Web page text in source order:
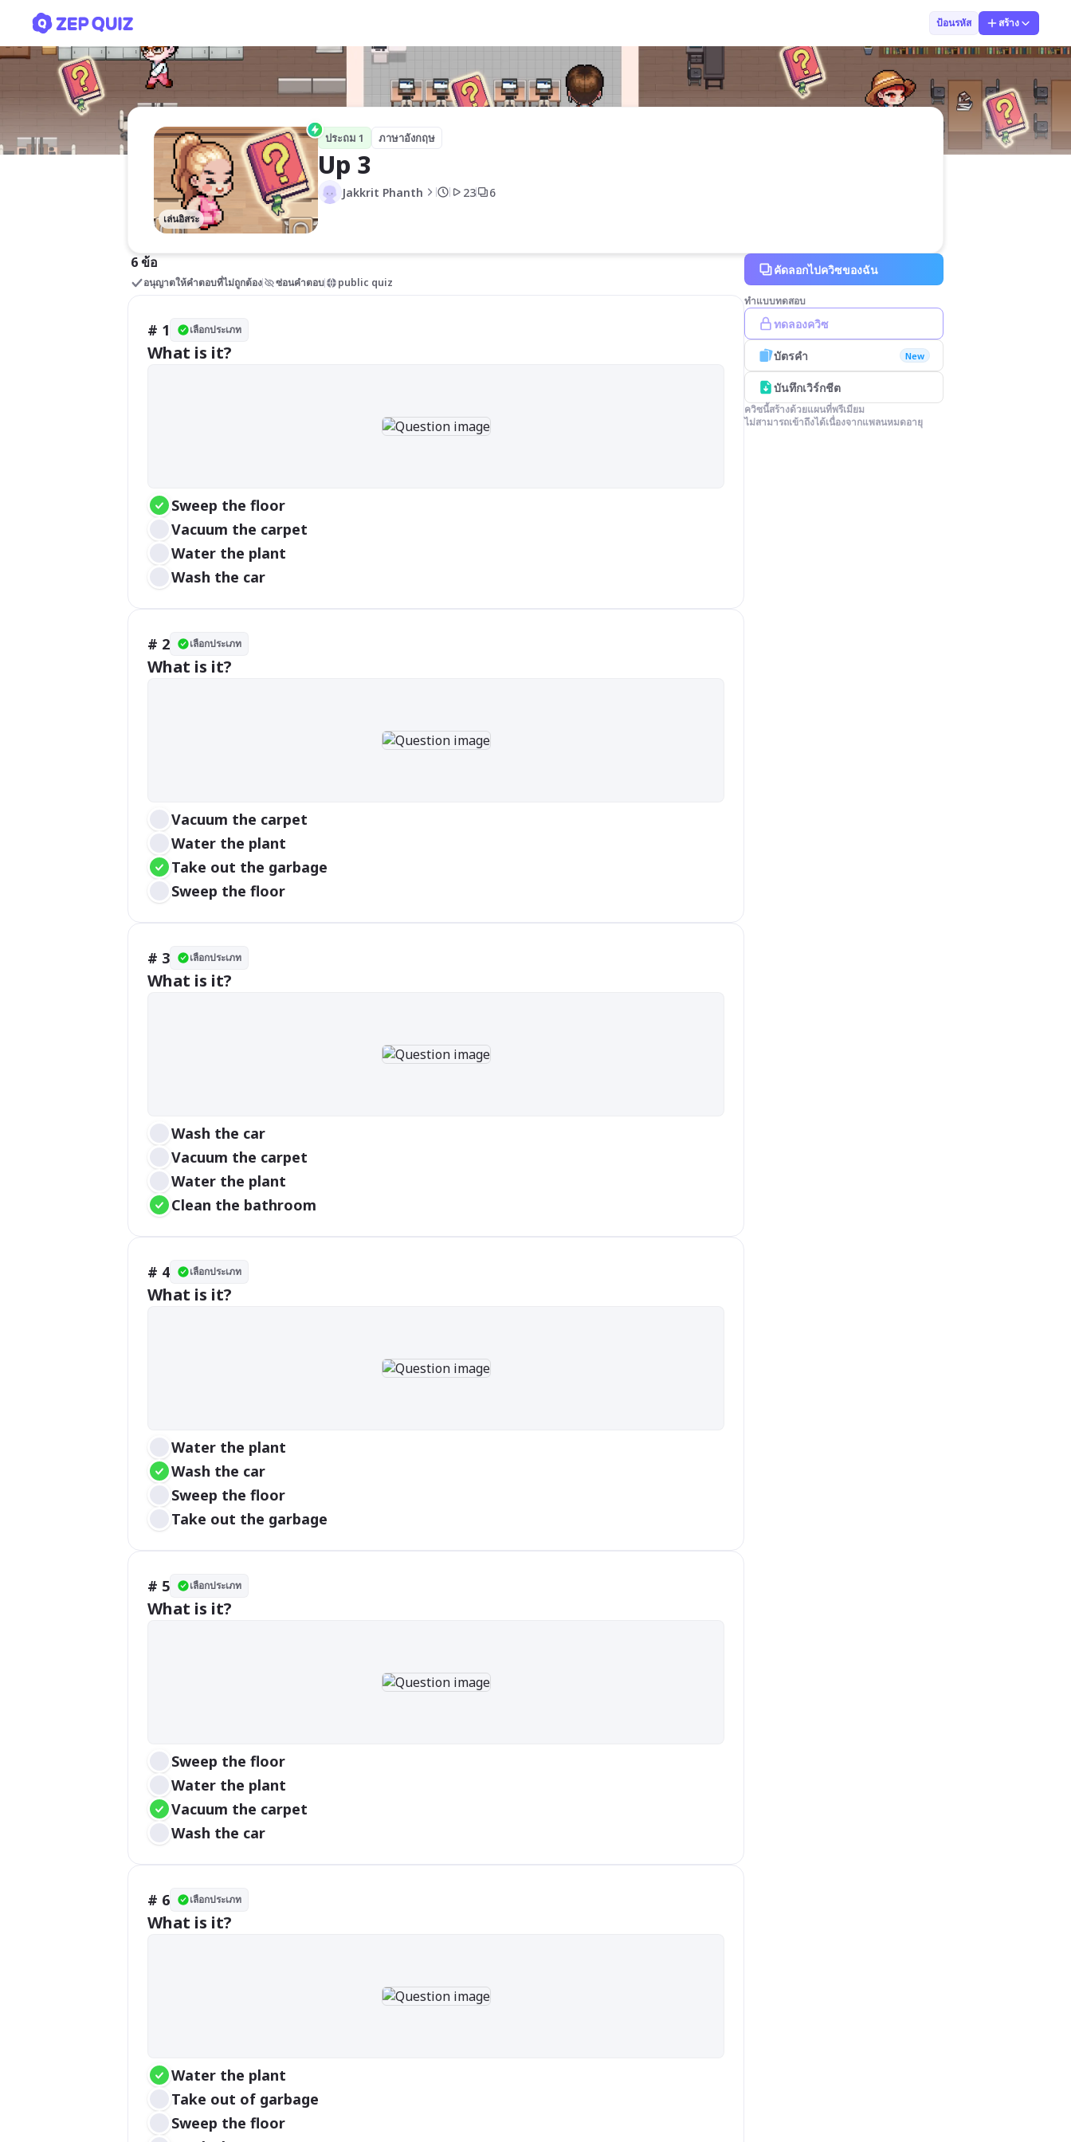
ป้อนรหัส สร้าง
เล่นอิสระ
ประถม 1 ภาษาอังกฤษ
Up 3
Jakkrit Phanth 23 6
6 ข้อ
อนุญาตให้คำตอบที่ไม่ถูกต้อง ซ่อนคำตอบ public quiz
# 1 เลือกประเภท
What is it?
Sweep the floor
Vacuum the carpet
Water the plant
Wash the car
# 2 เลือกประเภท
What is it?
Vacuum the carpet
Water the plant
Take out the garbage
Sweep the floor
# 3 เลือกประเภท
What is it?
Wash the car
Vacuum the carpet
Water the plant
Clean the bathroom
# 4 เลือกประเภท
What is it?
Water the plant
Wash the car
Sweep the floor
Take out the garbage
# 5 เลือกประเภท
What is it?
Sweep the floor
Water the plant
Vacuum the carpet
Wash the car
# 6 เลือกประเภท
What is it?
Water the plant
Take out of garbage
Sweep the floor
คัดลอกไปควิซของฉัน
ทำแบบทดสอบ
ทดลองควิซ
บัตรคำ New
บันทึกเวิร์กชีต
ควิซนี้สร้างด้วยแผนที่พรีเมียม
ไม่สามารถเข้าถึงได้เนื่องจากแพลนหมดอายุ